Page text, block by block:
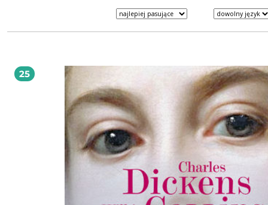
25